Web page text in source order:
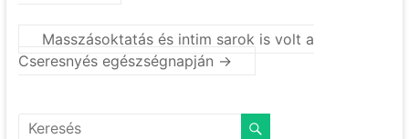
Masszásoktatás és intim sarok is volt a
Cseresnyés egészségnapján →